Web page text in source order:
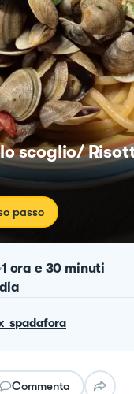
scoglio/
passo
1 ora e 30 minuti
Commenta